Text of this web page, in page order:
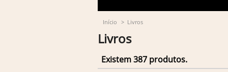
Início > Livros
Livros
Existem 387 produtos.